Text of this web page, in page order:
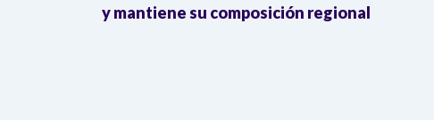
y mantiene su composición regional